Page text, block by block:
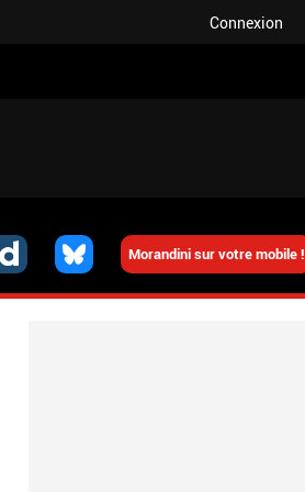
Connexion
Morandini sur votre mobile !